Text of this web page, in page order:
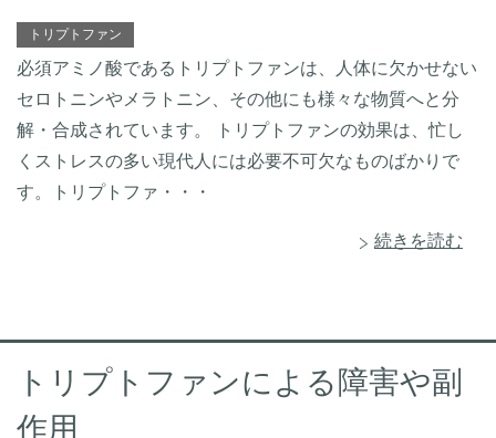
トリプトファン
必須アミノ酸であるトリプトファンは、人体に欠かせない
セロトニンやメラトニン、その他にも様々な物質へと分
解・合成されています。 トリプトファンの効果は、忙し
くストレスの多い現代人には必要不可欠なものばかりで
す。トリプトファ・・・
続きを読む
トリプトファンによる障害や副
作用